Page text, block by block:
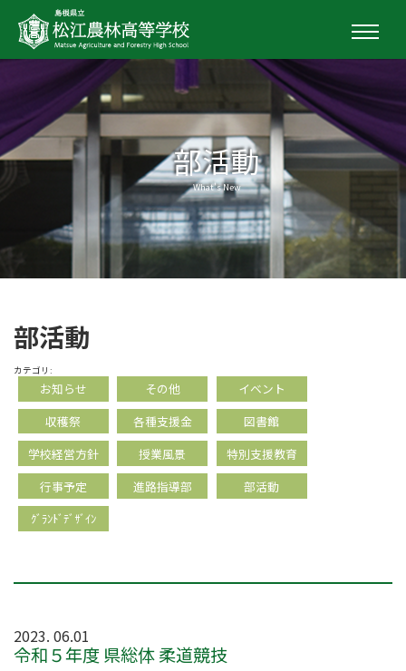
部活動
What's New
部活動
カテゴリ:
お知らせ その他
イベント
収穫祭
各種支援金
図書館
学校経営方針
授業風景
特別支援教育
行事予定
進路指導部
部活動
ｸﾞﾗﾝﾄﾞﾃﾞｻﾞｲﾝ
2023. 06.01
令和５年度 県総体 柔道競技